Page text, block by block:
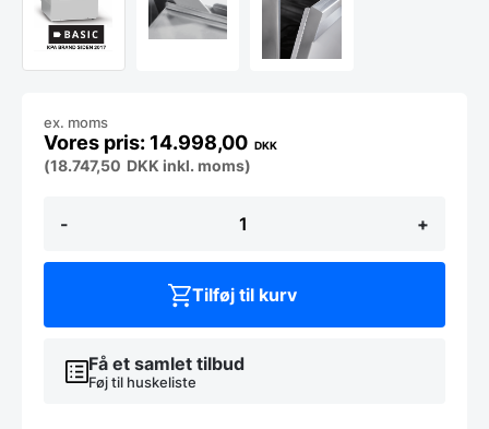
-
BASIC
2,0
B
DD
med
+
14.998,00 DKK
ex. moms
(18.747,50 DKK inkl. moms)
Få et samlet tilbud
Føj til huskeliste
Tilføj til kurv